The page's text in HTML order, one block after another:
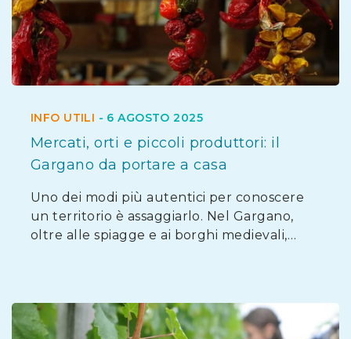
INFO UTILI - 6 AGOSTO 2025
Mercati, orti e piccoli produttori: il
Gargano da portare a casa
Uno dei modi più autentici per conoscere
un territorio è assaggiarlo. Nel Gargano,
oltre alle spiagge e ai borghi medievali,…